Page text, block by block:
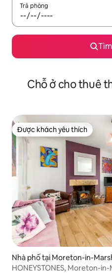
Trả phòng
Chỗ ở cho thuê
Được khách yêu thích
Được khách yêu thích
Nhà phố tại Moreton-in-
HONEYSTONES, Moreton-